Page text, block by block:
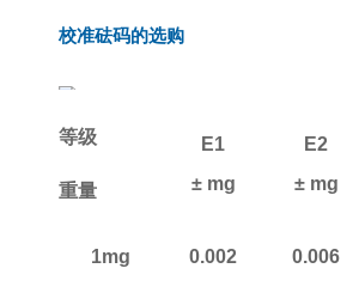
校准砝码的选购
等级
重量
E1
± mg
E2
± mg
1mg 0.002 0.006